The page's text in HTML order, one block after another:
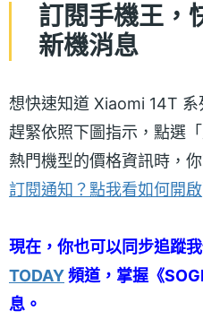
訂閱手機王，
新機消息
想快速知道 Xiaomi 14T 系
趕緊依照下圖指示，點選
熱門機型的價格資訊時，
訂閱通知？點我看如何開啟
現在，你也可以同步追蹤
TODAY頻道，掌握《
息。